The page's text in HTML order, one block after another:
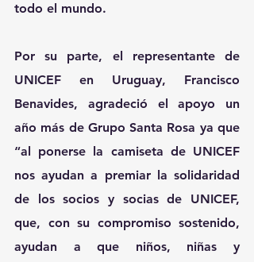
todo el mundo.
Por su parte, el representante de
UNICEF en Uruguay, Francisco
Benavides, agradeció el apoyo un
año más de Grupo Santa Rosa ya que
“al ponerse la camiseta de UNICEF
nos ayudan a premiar la solidaridad
de los socios y socias de UNICEF,
que, con su compromiso sostenido,
ayudan a que niños, niñas y